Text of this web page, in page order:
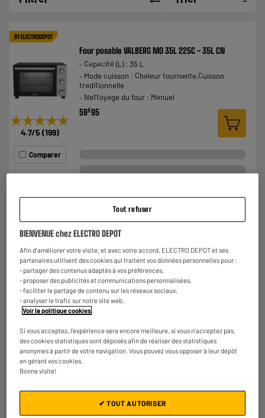
BY ELECTRODEPOT
★★★★★
★★★★★
4.7/5 (199)
Comparer
Four posable VALBERG MO 35L 225C - 35L CN
Capacité (L) : 35 L
Mode cuisson : Chaleur tournante,Cuisson
traditionnelle
Nettoyage du four : Manuel
59€95
BY ELECTRODEPOT
★★★★★
★★★★★
Comparer
Four posable VALBERG MO 46L MF 225C V2
Capacité (L) : 46 L
Mode cuisson : Chaleur tournante,Cuisson
traditionnelle
Nettoyage du four : Manuel
72 €95
Tout refuser
BIENVENUE chez ELECTRO DEPOT
Afin d'améliorer votre visite, et avec votre accord, ELECTRO DEPOT et ses
partenaires utilisent des cookies qui traitent vos données personnelles pour :
- partager des contenus adaptés à vos préférences,
- proposer des publicités et communications personnalisées,
- faciliter le partage de contenu sur les réseaux sociaux,
- analyser le trafic sur notre site web.
Voir la politique cookies
Si vous acceptez, l'expérience sera encore meilleure, si vous n'acceptez pas,
des cookies statistiques sont déposés afin de réaliser des statistiques
anonymes à partir de votre navigation. Vous pouvez vous opposer à leur dépôt
en gérant vos cookies.
Bonne visite!
✔ TOUT AUTORISER